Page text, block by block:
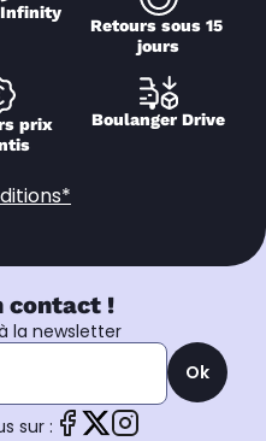
Infinity
Retours sous 15
jours
prix
Boulanger Drive
contact !
la newsletter
Ok
sur :